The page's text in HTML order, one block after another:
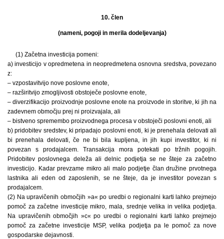
10. člen
(nameni, pogoji in merila dodeljevanja)
(1) Začetna investicija pomeni:
a) investicijo v opredmetena in neopredmetena osnovna sredstva, povezano
z:
– vzpostavitvijo nove poslovne enote,
– razširitvijo zmogljivosti obstoječe poslovne enote,
– diverzifikacijo proizvodnje poslovne enote na proizvode in storitve, ki jih na
zadevnem območju prej ni proizvajala, ali
– bistveno spremembo proizvodnega procesa v obstoječi poslovni enoti, ali
b) pridobitev sredstev, ki pripadajo poslovni enoti, ki je prenehala delovati ali
bi prenehala delovati, če ne bi bila kupljena, in jih kupi investitor, ki ni
povezan s prodajalcem. Transakcija mora potekati po tržnih pogojih.
Pridobitev poslovnega deleža ali delnic podjetja se ne šteje za začetno
investicijo. Kadar prevzame mikro ali malo podjetje član družine prvotnega
lastnika ali eden od zaposlenih, se ne šteje, da je investitor povezan s
prodajalcem.
(2) Na upravičenih območjih »a« po uredbi o regionalni karti lahko prejmejo
pomoč za začetne investicije mikro, mala, srednje velika in velika podjetja.
Na upravičenih območjih »c« po uredbi o regionalni karti lahko prejmejo
pomoč za začetne investicije MSP, velika podjetja pa le pomoč za nove
gospodarske dejavnosti.